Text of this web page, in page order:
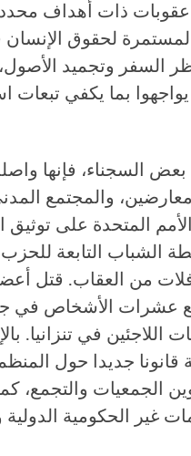
ذات أهداف
لحقوق
السفر وتجميد
يواجهوا بما يكفي
السجناء، فإنها
والمجتمع
المتحدة على توثيق
الشباب التابعة للحزب
من العقاب. قتل
عشرات الأشخاص في
في تنزانيا.
قانونا جديدا حول
الجمعيات والتجمع،
الحكومية الدولية